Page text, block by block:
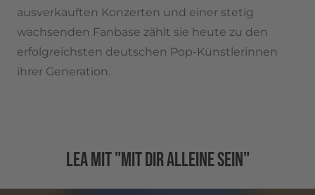
ausverkauften Konzerten und einer stetig
wachsenden Fanbase zählt sie heute zu den
erfolgreichsten deutschen Pop-Künstlerinnen
ihrer Generation.
LEA MIT "MIT DIR ALLEINE SEIN"